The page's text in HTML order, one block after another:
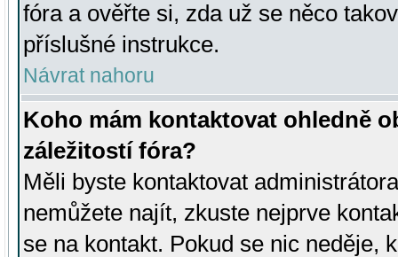
fóra a ověřte si, zda už se něco
příslušné instrukce.
Návrat nahoru
Koho mám kontaktovat ohledně
záležitostí fóra?
Měli byste kontaktovat
nemůžete najít, zkuste nejprve
se na kontakt. Pokud se nic neděje,